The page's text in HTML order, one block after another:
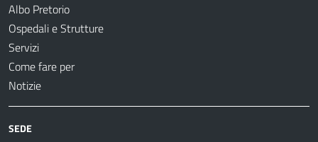
Albo Pretorio
Ospedali e Strutture
Servizi
Come fare per
Notizie
SEDE